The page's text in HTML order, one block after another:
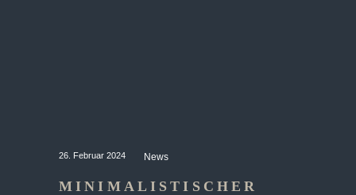
26. Februar 2024 News
MINIMALISTISCHER